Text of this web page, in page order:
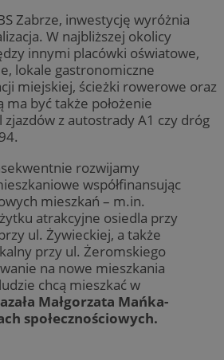
Zabrze, inwestycję wyróżnia
W najbliższej okolicy
innymi placówki oświatowe,
lokale gastronomiczne
miejskiej, ścieżki rowerowe oraz
ma być także położenie
z autostrady A1 czy dróg
rozwijamy
współfinansując
mieszkań – m.in.
atrakcyjne osiedla przy
ul. Żywieckiej, a także
przy ul. Żeromskiego
na nowe mieszkania
chcą mieszkać w
Małgorzata Mańka-
społecznościowych.